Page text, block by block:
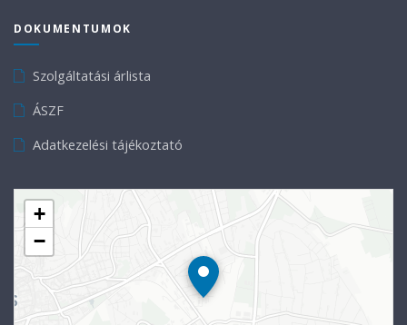
DOKUMENTUMOK
Szolgáltatási árlista
ÁSZF
Adatkezelési tájékoztató
+
−